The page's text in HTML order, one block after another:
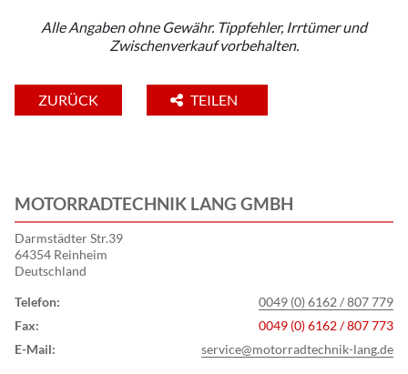
Alle Angaben ohne Gewähr. Tippfehler, Irrtümer und
Zwischenverkauf vorbehalten.
ZURÜCK TEILEN
MOTORRADTECHNIK LANG GMBH
Darmstädter Str.39
64354 Reinheim
Deutschland
Telefon:
0049 (0) 6162 / 807 779
Fax:
0049 (0) 6162 / 807 773
E-Mail:
service@motorradtechnik-lang.de